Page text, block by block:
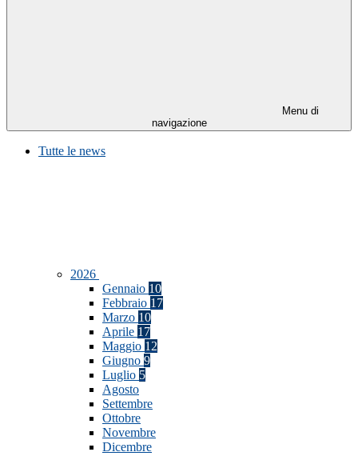
Menu di
navigazione
Tutte le news
2026
Gennaio 10
Febbraio 17
Marzo 10
Aprile 17
Maggio 12
Giugno 9
Luglio 5
Agosto
Settembre
Ottobre
Novembre
Dicembre